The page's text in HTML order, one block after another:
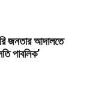
জনতার আদালতে
পাবলিক’